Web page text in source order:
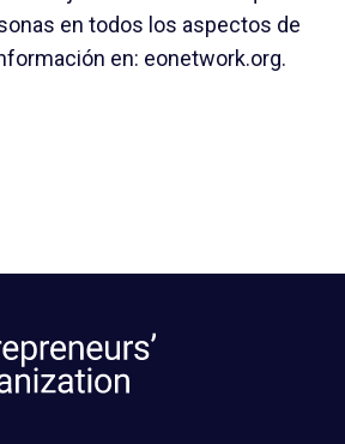
en todos los aspectos de
en: eonetwork.org.